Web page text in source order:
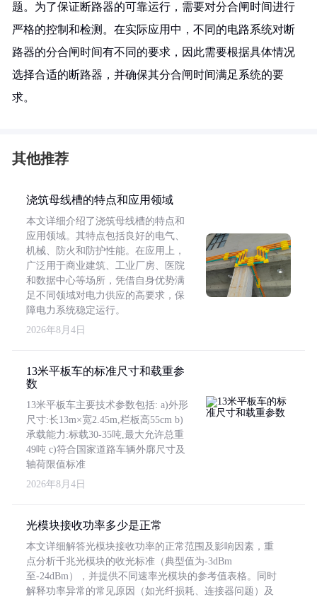
题。为了保证断路器的可靠运行，需要对分合闸时间进行
严格的控制和检测。在实际应用中，不同的电路系统对断
路器的分合闸时间有不同的要求，因此需要根据具体情况
选择合适的断路器，并确保其分合闸时间满足系统的要
求。
其他推荐
浇筑母线槽的特点和应用领域
本文详细介绍了浇筑母线槽的特点和
应用领域。其特点包括良好的电气、
机械、防火和防护性能。在应用上，
广泛用于商业建筑、工业厂房、医院
和数据中心等场所，凭借自身优势满
足不同领域对电力供应的高要求，保
障电力系统稳定运行。
2026年8月4日
13米平板车的标准尺寸和载重参
数
13米平板车主要技术参数包括: a)外形
尺寸:长13m×宽2.45m,栏板高55cm b)
承载能力:标载30-35吨,最大允许总重
49吨 c)符合国家道路车辆外廓尺寸及
轴荷限值标准
2026年8月4日
光模块接收功率多少是正常
本文详细解答光模块接收功率的正常范围及影响因素，重
点分析千兆光模块的收光标准（典型值为-3dBm
至-24dBm），并提供不同速率光模块的参考值表格。同时
解释功率异常的常见原因（如光纤损耗、连接器问题）及